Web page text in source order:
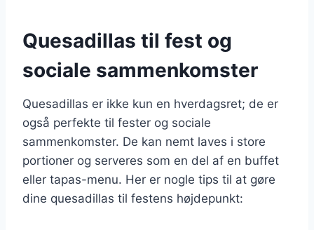
Quesadillas til fest og
sociale sammenkomster
Quesadillas er ikke kun en hverdagsret; de er
også perfekte til fester og sociale
sammenkomster. De kan nemt laves i store
portioner og serveres som en del af en buffet
eller tapas-menu. Her er nogle tips til at gøre
dine quesadillas til festens højdepunkt: